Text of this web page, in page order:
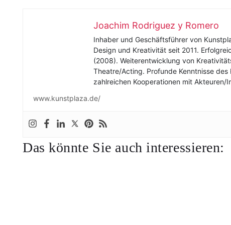
Joachim Rodriguez y Romero
Inhaber und Geschäftsführer von
Design und Kreativität seit 2011.
(2008). Weiterentwicklung von
Theatre/Acting. Profunde Kenntnisse
zahlreichen Kooperationen mit Akteuren/
www.kunstplaza.de/
Das könnte Sie auch interessieren: